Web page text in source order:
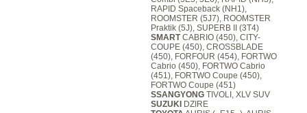
RAPID Spaceback (NH1),
ROOMSTER (5J7), ROOMSTER
Praktik (5J), SUPERB II (3T4)
SMARTCABRIO (450), CITY-
COUPE (450), CROSSBLADE
(450), FORFOUR (454), FORTWO
Cabrio (450), FORTWO Cabrio
(451), FORTWO Coupe (450),
FORTWO Coupe (451)
SSANGYONG TIVOLI, XLV SUV
SUZUKI DZIRE